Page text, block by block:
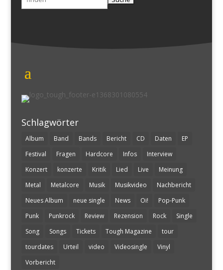
nach:
Schlagwörter
Album Band Bands Bericht CD Daten
EP
Festival
Fragen Hardcore Infos
Interview
Konzert
konzerte Kritik Lied Live
Meinung
Metal
Metalcore Musik Musikvideo
Nachbericht
Neues Album
neue single News Oi!
Pop-Punk
Punk
Punkrock Review Rezension Rock
Single
Song
Songs Tickets Tough Magazine
tour
tourdates
Urteil video Videosingle
Vinyl
Vorbericht